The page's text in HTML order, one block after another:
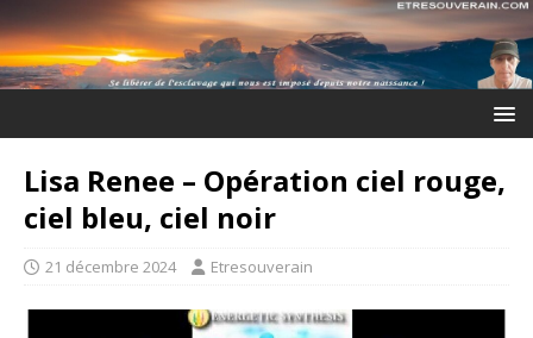
Lisa Renee – Opération ciel rouge,
ciel bleu, ciel noir
21 décembre 2024 Etresouverain